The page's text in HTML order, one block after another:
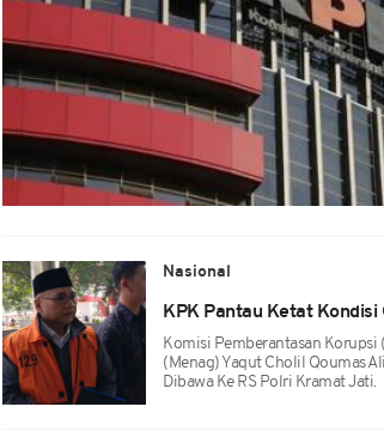
Nasional
KPK Pantau Ketat Kondisi
Komisi Pemberantasan Korupsi
(Menag) Yaqut Cholil Qoumas
Dibawa Ke RS Polri Kramat Jati.